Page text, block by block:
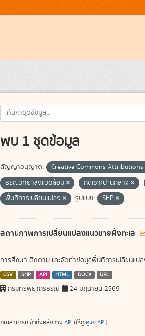
พบ 1 ชุดข้อมูล
สัญญาอนุญาต: Creative Commons Attributions
ธรณีวิทยาสิ่งแวดล้อม
กัดเซาะปานกลาง
พื้นที่การเปลี่ยนแปลง
รูปแบบ: SHP
สถานภาพการเปลี่ยนแปลงแนวชายฝั่งทะเล
การศึกษา ติดตาม และจัดทำข้อมูลพื้นที่การเปลี่ยนแป
CSV SHP API HTML DOCX URL
กรมทรัพยากรธรณี 24 มิถุนายน 2569
คุณสามารถเข้าถึงคลังทาง API (ให้ดู คู่มือ API).